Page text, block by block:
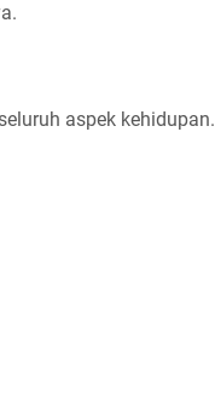
aspek kehidupan.